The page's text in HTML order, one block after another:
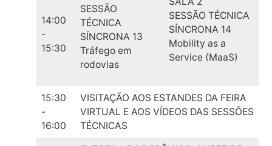
14:00
-
15:30
SESSÃO
TÉCNICA
SÍNCRONA 13
Tráfego em
rodovias
SESSÃO TÉCNICA
SÍNCRONA 14
Mobility as a
Service (MaaS)
15:30
-
16:00
VISITAÇÃO AOS ESTANDES DA FEIRA
VIRTUAL E AOS VÍDEOS DAS SESSÕES
TÉCNICAS